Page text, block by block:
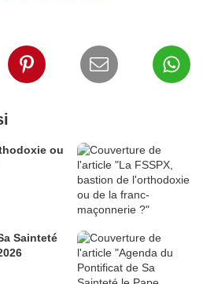
ou
Sainteté